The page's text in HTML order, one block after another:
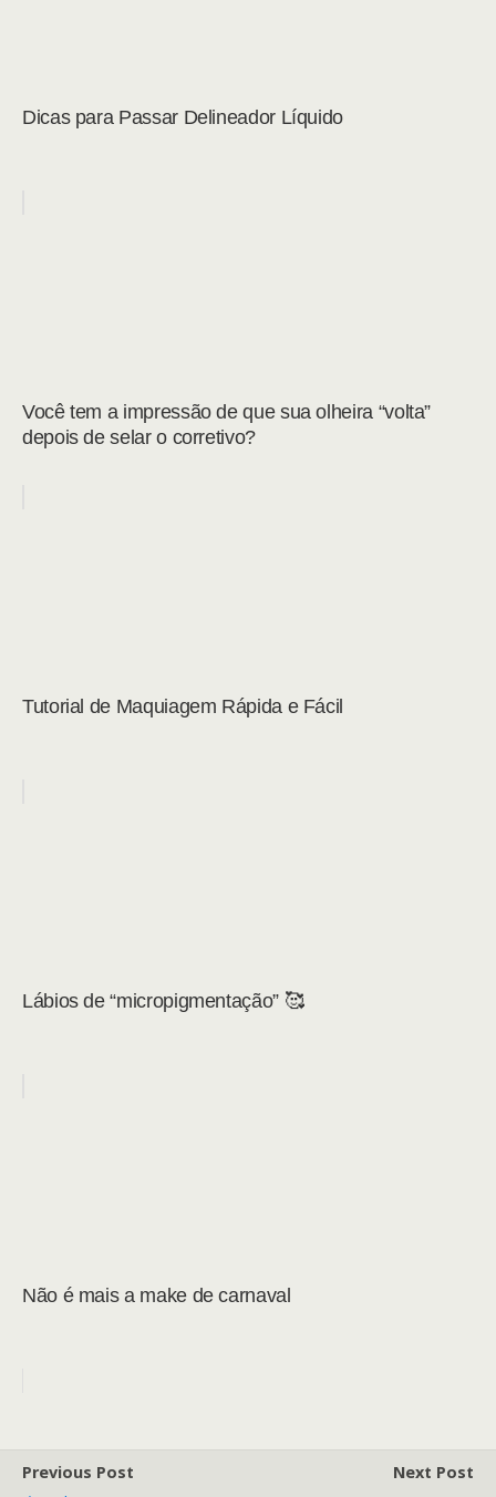
Dicas para Passar Delineador Líquido
Você tem a impressão de que sua olheira “volta”
depois de selar o corretivo?
Tutorial de Maquiagem Rápida e Fácil
Lábios de “micropigmentação” 🥰
Não é mais a make de carnaval
Previous Post
Next Post